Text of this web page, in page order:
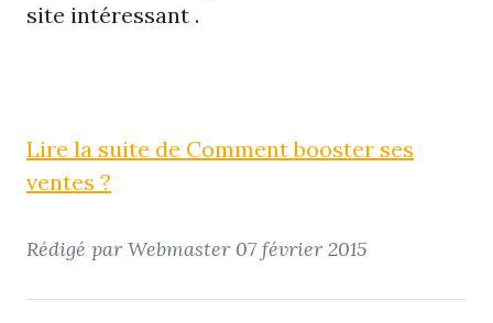
site intéressant .
Lire la suite de Comment booster ses
ventes ?
Rédigé par Webmaster 07 février 2015